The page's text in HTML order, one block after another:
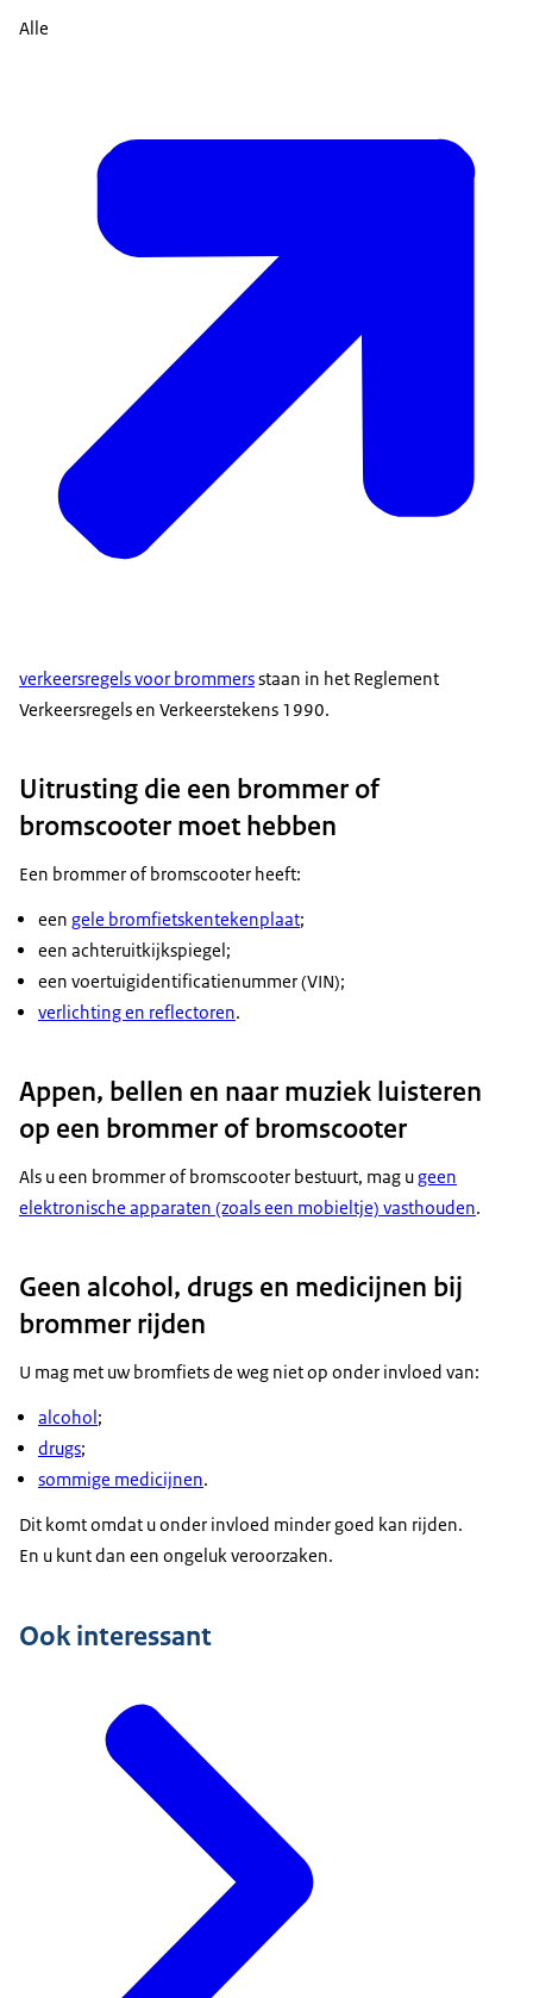
Alle
verkeersregels voor brommersstaan in het Reglement
Verkeersregels en Verkeerstekens 1990.
Uitrusting die een brommer of
bromscooter moet hebben
Een brommer of bromscooter heeft:
een gele bromfietskentekenplaat;
een achteruitkijkspiegel;
een voertuigidentificatienummer (VIN);
verlichting en reflectoren.
Appen, bellen en naar muziek luisteren
op een brommer of bromscooter
Als u een brommer of bromscooter bestuurt, mag ugeen
elektronische apparaten (zoals een mobieltje) vasthouden.
Geen alcohol, drugs en medicijnen bij
brommer rijden
U mag met uw bromfiets de weg niet op onder invloed van:
alcohol ;
drugs;
sommige medicijnen.
Dit komt omdat u onder invloed minder goed kan rijden.
En u kunt dan een ongeluk veroorzaken.
Ook interessant